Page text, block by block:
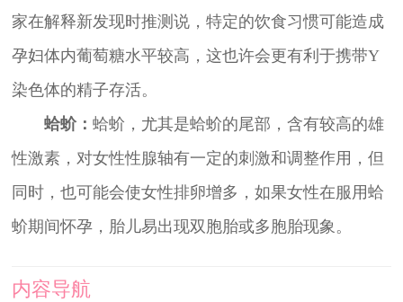
家在解释新发现时推测说，特定的饮食习惯可能造成
孕妇体内葡萄糖水平较高，这也许会更有利于携带Y
染色体的精子存活。
蛤蚧： 蛤蚧，尤其是蛤蚧的尾部，含有较高的雄
性激素，对女性性腺轴有一定的刺激和调整作用，但
同时，也可能会使女性排卵增多，如果女性在服用蛤
蚧期间怀孕，胎儿易出现双胞胎或多胞胎现象。
内容导航